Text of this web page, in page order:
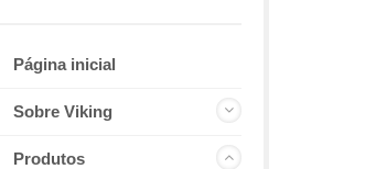
Página inicial
Sobre Viking
Produtos